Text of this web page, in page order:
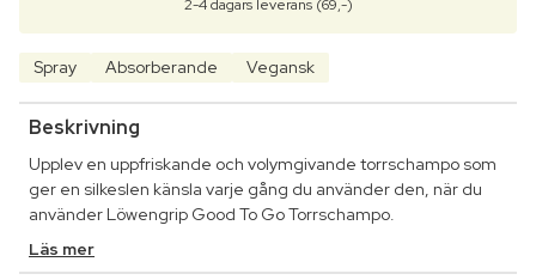
2-4 dagars leverans (69,-)
Spray Absorberande Vegansk
Beskrivning
Upplev en uppfriskande och volymgivande torrschampo som
ger en silkeslen känsla varje gång du använder den, när du
använder Löwengrip Good To Go Torrschampo.
Läs mer